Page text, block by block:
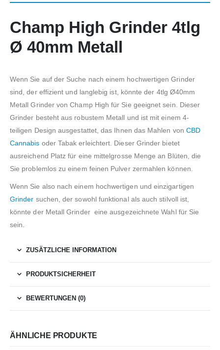
Champ High Grinder 4tlg
Ø 40mm Metall
Wenn Sie auf der Suche nach einem hochwertigen Grinder
sind, der effizient und langlebig ist, könnte der 4tlg Ø40mm
Metall Grinder von Champ High für Sie geeignet sein. Dieser
Grinder besteht aus robustem Metall und ist mit einem 4-
teiligen Design ausgestattet, das Ihnen das Mahlen von CBD
Cannabis oder Tabak erleichtert. Dieser Grinder bietet
ausreichend Platz für eine mittelgrosse Menge an Blüten, die
Sie problemlos zu einem feinen Pulver zermahlen können.
Wenn Sie also nach einem hochwertigen und einzigartigen
Grinder suchen, der sowohl funktional als auch stilvoll ist,
könnte der Metall Grinder eine ausgezeichnete Wahl für Sie
sein.
ZUSÄTZLICHE INFORMATION
PRODUKTSICHERHEIT
BEWERTUNGEN (0)
ÄHNLICHE PRODUKTE